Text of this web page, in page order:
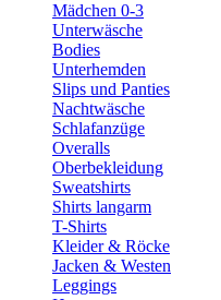
Mädchen 0-3
Unterwäsche
Bodies
Unterhemden
Slips und Panties
Nachtwäsche
Schlafanzüge
Overalls
Oberbekleidung
Sweatshirts
Shirts langarm
T-Shirts
Kleider & Röcke
Jacken & Westen
Leggings